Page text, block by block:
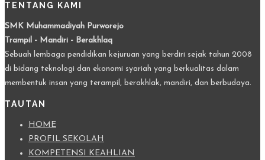
TENTANG KAMI
SMK Muhammadiyah Purworejo
Trampil - Mandiri - Berakhlaq
Sebuah lembaga pendidikan kejuruan yang berdiri sejak tahun 2008
di bidang teknologi dan ekonomi syariah yang berkualitas dalam
membentuk insan yang terampil, berakhlak, mandiri, dan berbudaya.
TAUTAN
HOME
PROFIL SEKOLAH
KOMPETENSI KEAHLIAN